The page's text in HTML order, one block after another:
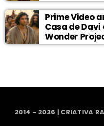
Prime Video
Casa de
Wonder
2014 - 2026 | CRIATIVA